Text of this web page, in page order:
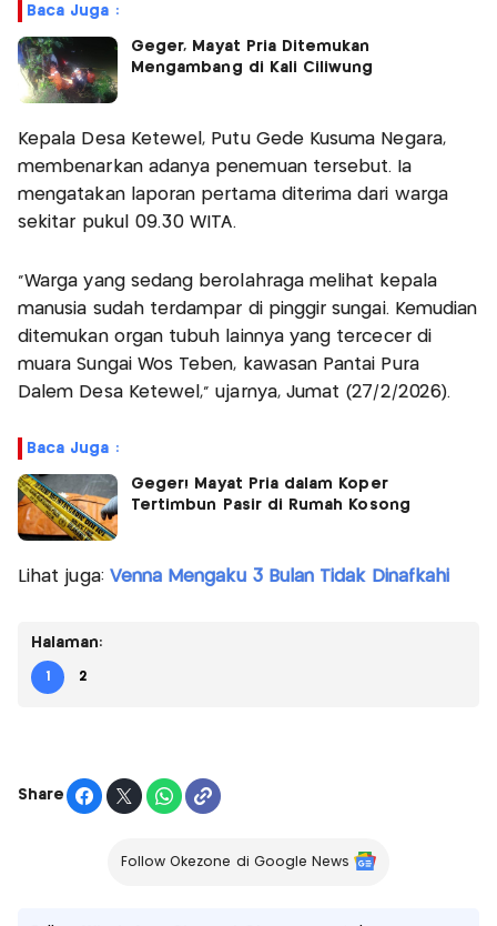
Baca Juga :
Geger, Mayat Pria Ditemukan
Mengambang di Kali Ciliwung
Kepala Desa Ketewel, Putu Gede Kusuma Negara,
membenarkan adanya penemuan tersebut. Ia
mengatakan laporan pertama diterima dari warga
sekitar pukul 09.30 WITA.
“Warga yang sedang berolahraga melihat kepala
manusia sudah terdampar di pinggir sungai. Kemudian
ditemukan organ tubuh lainnya yang tercecer di
muara Sungai Wos Teben, kawasan Pantai Pura
Dalem Desa Ketewel,” ujarnya, Jumat (27/2/2026).
Baca Juga :
Geger! Mayat Pria dalam Koper
Tertimbun Pasir di Rumah Kosong
Lihat juga: Venna Mengaku 3 Bulan Tidak Dinafkahi
Halaman:
1 2
Share
Follow Okezone di Google News